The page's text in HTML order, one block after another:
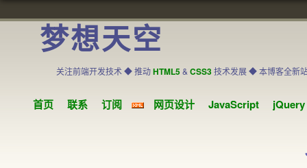
梦想天空
关注前端开发技术 ◆ 推动HTML5& CSS3技术发展 ◆ 本博客全新站
首页 联系 订阅 网页设计 JavaScript jQuery